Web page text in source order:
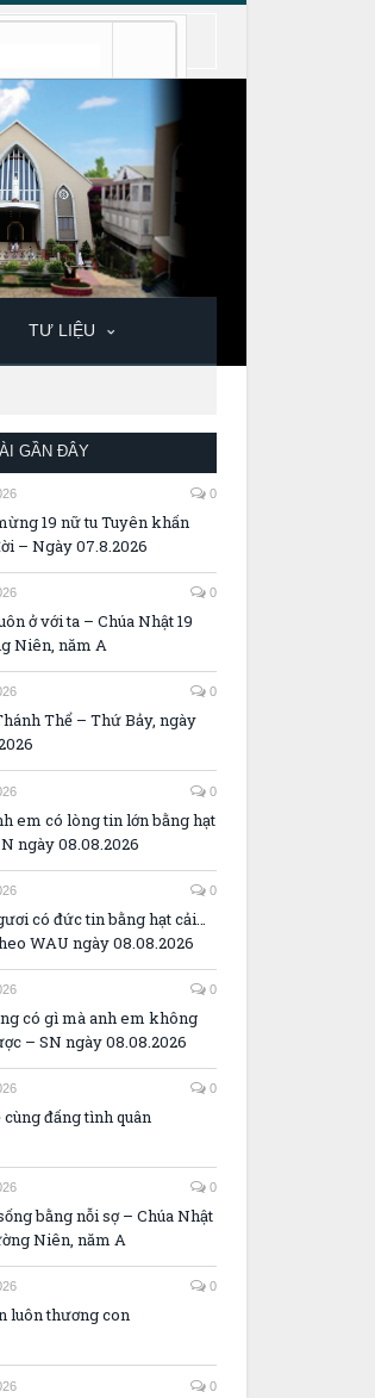
TƯ LIỆU
GẦN ĐÂY
0
19 nữ tu Tuyên khấn
– Ngày 07.8.2026
0
ở với ta – Chúa Nhật 19
Niên, năm A
0
Thể – Thứ Bảy, ngày
0
em có lòng tin lớn bằng hạt
ngày 08.08.2026
0
có đức tin bằng hạt cải…
WAU ngày 08.08.2026
0
có gì mà anh em không
– SN ngày 08.08.2026
0
đấng tình quân
0
bằng nỗi sợ – Chúa Nhật
Niên, năm A
0
luôn thương con
0